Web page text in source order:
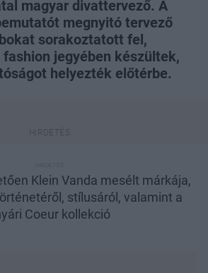
magyar divattervező. A
megnyitó tervező
sorakoztatott fel,
jegyében készültek,
helyezték előtérbe.
Klein Vanda mesélt márkája,
stílusáról, valamint a
Coeur kollekció